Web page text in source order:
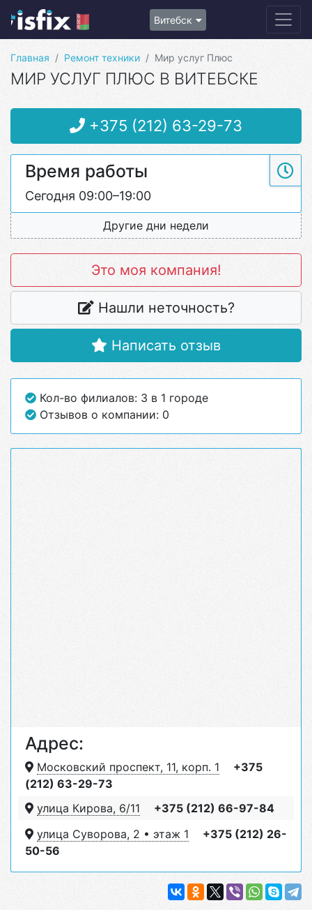
Витебск
Главная Ремонт техники Мир услуг Плюс
МИР УСЛУГ ПЛЮС В ВИТЕБСКЕ
+375 (212) 63-29-73
Время работы
Сегодня 09:00–19:00
Другие дни недели
Это моя компания!
Нашли неточность?
Написать отзыв
Кол-во филиалов: 3 в 1 городе
Отзывов о компании: 0
Адрес:
Московский проспект, 11, корп. 1
+375
(212) 63-29-73
улица Кирова, 6/11
+375 (212) 66-97-84
улица Суворова, 2 • этаж 1
+375 (212) 26-
50-56